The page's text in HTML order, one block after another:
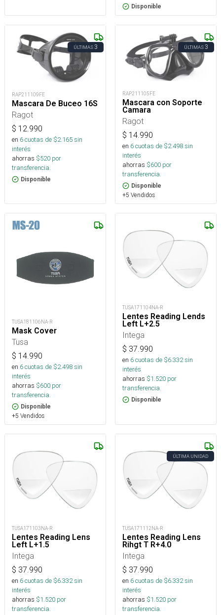
Disponible
ÚLTIMAS3
RAP211109FE
Mascara De Buceo 16S
Ragot
$ 12.990
en 6cuotas de $2.165sin
interés
ahorras $520 por
transferencia.
Disponible
ÚLTIMAS3
RAP211105FE
Mascara con Soporte
Camara
Ragot
$ 14.990
en 6cuotas de $2.498sin
interés
ahorras $600 por
transferencia.
Disponible
+5 Vendidos
TUSA181106NA-R
Mask Cover
Tusa
$ 14.990
en 6cuotas de $2.498sin
interés
ahorras $600 por
transferencia.
Disponible
+5 Vendidos
TUSA171104NA-R
Lentes Reading Lends
Left L+2.5
Intega
$ 37.990
en 6cuotas de $6.332sin
interés
ahorras $1.520 por
transferencia.
Disponible
TUSA171103NA-R
Lentes Reading Lens
Left L+1.5
Intega
$ 37.990
en 6cuotas de $6.332sin
interés
ahorras $1.520 por
transferencia.
ÚLTIMA UNIDAD
TUSA171112NA-R
Lentes Reading Lens
Rihgt T R+4.0
Intega
$ 37.990
en 6cuotas de $6.332sin
interés
ahorras $1.520 por
transferencia.